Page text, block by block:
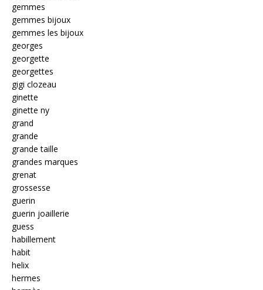
gemmes
gemmes bijoux
gemmes les bijoux
georges
georgette
georgettes
gigi clozeau
ginette
ginette ny
grand
grande
grande taille
grandes marques
grenat
grossesse
guerin
guerin joaillerie
guess
habillement
habit
helix
hermes